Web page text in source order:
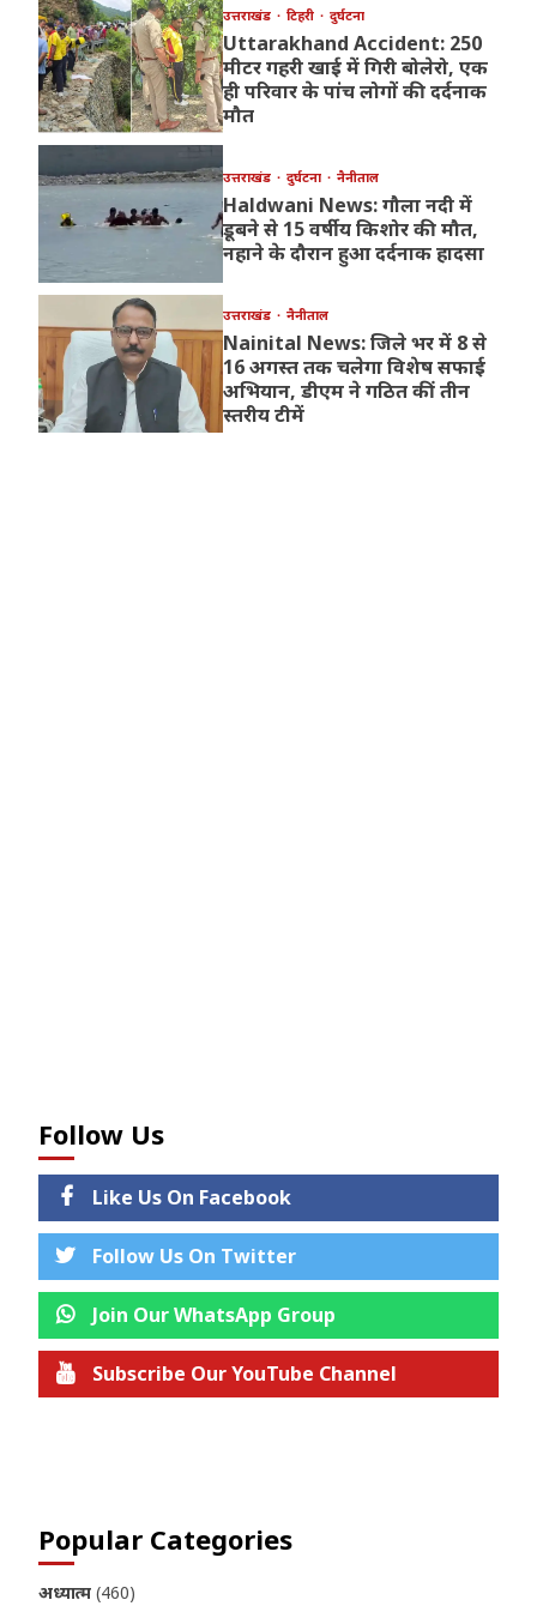
उत्तराखंड टिहरी दुर्घटना
Uttarakhand Accident: 250
मीटर गहरी खाई में गिरी बोलेरो, एक
ही परिवार के पांच लोगों की दर्दनाक
मौत
उत्तराखंड दुर्घटना नैनीताल
Haldwani News: गौला नदी में
डूबने से 15 वर्षीय किशोर की मौत,
नहाने के दौरान हुआ दर्दनाक हादसा
उत्तराखंड नैनीताल
Nainital News: जिले भर में 8 से
16 अगस्त तक चलेगा विशेष सफाई
अभियान, डीएम ने गठित कीं तीन
स्तरीय टीमें
Follow Us
Like Us On Facebook
Follow Us On Twitter
Join Our WhatsApp Group
Subscribe Our YouTube Channel
Popular Categories
अध्यात्म (460)